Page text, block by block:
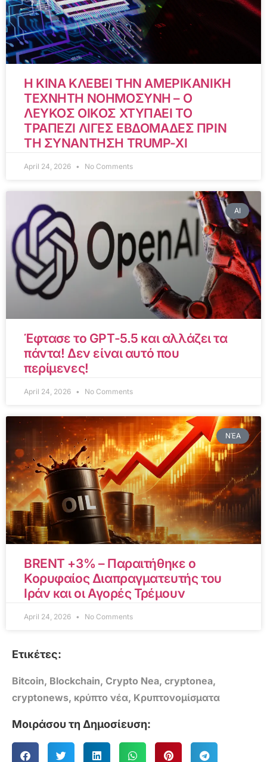
Η ΚΙΝΑ ΚΛΕΒΕΙ ΤΗΝ ΑΜΕΡΙΚΑΝΙΚΗ
ΤΕΧΝΗΤΗ ΝΟΗΜΟΣΥΝΗ – Ο
ΛΕΥΚΟΣ ΟΙΚΟΣ ΧΤΥΠΑΕΙ ΤΟ
ΤΡΑΠΕΖΙ ΛΙΓΕΣ ΕΒΔΟΜΑΔΕΣ ΠΡΙΝ
ΤΗ ΣΥΝΑΝΤΗΣΗ TRUMP-XI
April 24, 2026 No Comments
AI
Έφτασε το GPT-5.5 και αλλάζει τα
πάντα! Δεν είναι αυτό που
περίμενες!
April 24, 2026 No Comments
ΝΈΑ
BRENT +3% – Παραιτήθηκε ο
Κορυφαίος Διαπραγματευτής του
Ιράν και οι Αγορές Τρέμουν
April 24, 2026 No Comments
Ετικέτες:
Bitcoin, Blockchain, Crypto Nea, cryptonea,
cryptonews, κρύπτο νέα, Κρυπτονομίσματα
Μοιράσου τη Δημοσίευση: